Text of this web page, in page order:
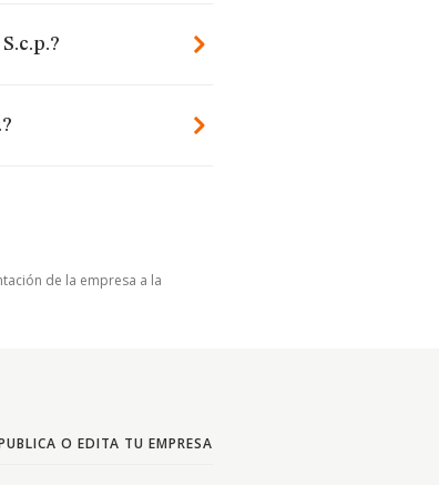
de la empresa a la
O EDITA TU EMPRESA